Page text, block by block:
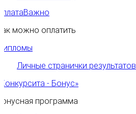
Важно
можно оплатить
Личные странички результатов
- Бонус»
программа